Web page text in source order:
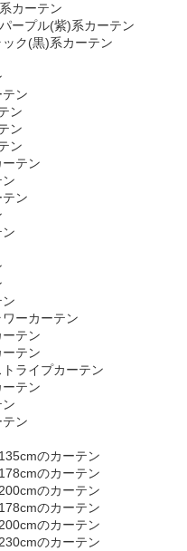
カーテン
ープル(紫)系カーテン
ク(黒)系カーテン
ン
ン
ン
ン
テン
ン
ーカーテン
テン
テン
ライプカーテン
テン
ン
のカーテン
のカーテン
のカーテン
のカーテン
のカーテン
のカーテン